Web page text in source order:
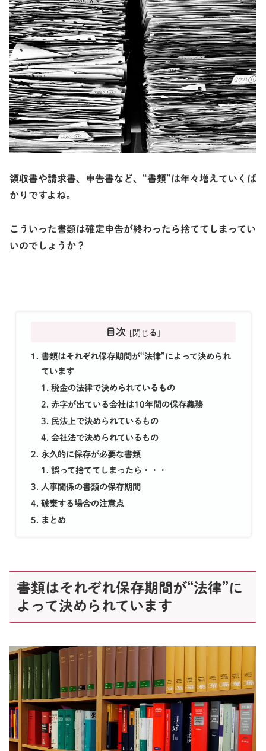
領収書や請求書、申告書など、“書類”は年々増えていくば
かりですよね。
こういった書類は確定申告が終わったら捨ててしまってい
いのでしょうか？
目次
書類はそれぞれ保存期間が“法律”によって決められ
ています
税金の法律で決められているもの
赤字が出ている会社は10年間の保存義務
民法上で決められているもの
会社法で決められているもの
永久的に保存が必要な書類
誤って捨ててしまったら・・・
人事関係の書類の保存期間
破棄する場合の注意点
まとめ
書類はそれぞれ保存期間が“法律”に
よって決められています